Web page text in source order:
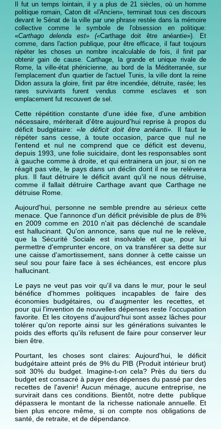
Il fut un temps lointain, il y a plus de 21 siècles, où un homme
politique romain,Caton dit «l'Ancien», terminait tous ces discours
devant le Sénat de la ville par une phrase restée dans la mémoire
collective comme le symbole de l'obsession en politique:
«Carthago delenda est» («Carthage doit être anéantie»). Et
comme, dans l'action publique, pour être efficace, il faut toujours
répéter les choses un nombre incalculable de fois, il finit par
obtenir gain de cause. Carthage, la grande et unique rivale de
Rome, la ville-état phénicienne, au bord de la Méditerranée, sur
l'emplacement d'un quartier de l'actuel Tunis, la ville dont la reine
Didon assura la gloire, finit par être incendiée, détruite, rasée; les
rares survivants furent vendus comme esclaves et son
emplacement fut recouvert de sel.
Cette répétition constante d'une idée fixe, d'une ambition
nécessaire, mériterait d'être aujourd'hui reprise à propos du
déficit budgétaire: «le déficit doit être anéanti».
Il faut le
répéter sans cesse, à toute occasion, parce que nul ne
l'entend et nul ne comprend que ce déficit est devenu,
depuis 1993, une folie suicidaire, dont les responsables sont
à gauche comme à droite, et qui entrainera un jour, si on ne
réagit pas vite, le pays dans un déclin dont il ne se relèvera
plus. Il faut détruire le déficit avant qu'il ne nous détruise,
comme il fallait détruire Carthage avant que Carthage ne
détruise Rome.
Aujourd'hui, personne ne semble prendre au sérieux cette
menace. Que l'annonce d'un déficit prévisible de plus de 8%
en 2009 comme en 2010 n'ait pas déclenché de scandale
est hallucinant. Qu'on annonce, sans que nul ne le relève,
que la Sécurité Sociale est insolvable et que, pour lui
permettre d'emprunter encore, on va transférer sa dette sur
une caisse d'amortissement, sans donner à cette caisse un
seul sou pour faire face à ses échéances, est encore plus
hallucinant.
Le pays ne veut pas voir qu'il va dans le mur, pour le seul
bénéfice d'hommes politiques incapables de faire des
économies budgétaires, ou d'augmenter les recettes, et
pour qui l'invention de nouvelles dépenses reste l'occupation
favorite. Et les citoyens d'aujourd'hui sont assez lâches pour
tolérer qu'on reporte ainsi sur les générations suivantes le
poids des efforts qu'ils refusent de faire pour conserver leur
bien être.
Pourtant, les choses sont claires: Aujourd'hui, le déficit
budgétaire atteint prés de 9% du PIB (Produit intérieur brut)
soit 30% du budget. Imagine-t-on cela? Près du tiers du
budget est consacré à payer des dépenses du passé par des
recettes de l'avenir! Aucun ménage, aucune entreprise, ne
survirait dans ces conditions. Bientôt, notre dette publique
dépassera le montant de la richesse nationale annuelle. Et
bien plus encore même, si on compte nos obligations de
santé, de retraite, et de dépendance.